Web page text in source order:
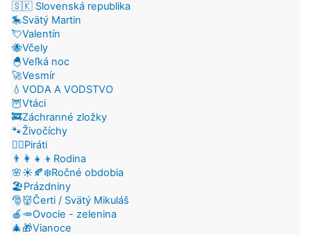
🇸🇰 Slovenská republika
🎠Svätý Martin
💘Valentín
🐝Včely
🐣Veľká noc
🚀Vesmír
💧VODA A VODSTVO
🦉Vtáci
🚒Záchranné zložky
🐾Živočíchy
🏴‍☠️Piráti
👨‍👩‍👧‍👦Rodina
🌸☀️🍂❄️Ročné obdobia
🏖️Prázdniny
🎅👹Čerti / Svätý Mikuláš
🍎🥕Ovocie - zelenina
🎄🎁Vianoce